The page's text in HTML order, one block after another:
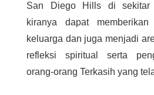
San Diego Hills di sekitar
kiranya dapat
keluarga dan juga menjadi
refleksi spiritual serta
orang-orang Terkasih yang